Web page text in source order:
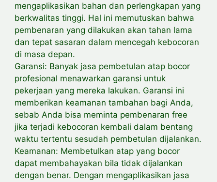
mengaplikasikan bahan dan perlengkapan yang
berkwalitas tinggi. Hal ini memutuskan bahwa
pembenaran yang dilakukan akan tahan lama
dan tepat sasaran dalam mencegah kebocoran
di masa depan.
Garansi: Banyak jasa pembetulan atap bocor
profesional menawarkan garansi untuk
pekerjaan yang mereka lakukan. Garansi ini
memberikan keamanan tambahan bagi Anda,
sebab Anda bisa meminta pembenaran free
jika terjadi kebocoran kembali dalam bentang
waktu tertentu sesudah pembetulan dijalankan.
Keamanan: Membetulkan atap yang bocor
dapat membahayakan bila tidak dijalankan
dengan benar. Dengan mengaplikasikan jasa